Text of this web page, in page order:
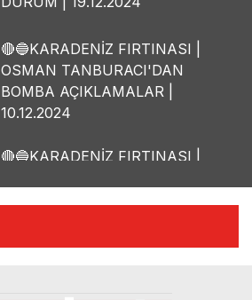
🔴🔵KARADENİZ FIRTINASI |
OSMAN TANBURACI'DAN
BOMBA AÇIKLAMALAR |
10.12.2024
🔴🔵KARADENİZ FIRTINASI |
🔴🔵KARADENİZ FIRTINASI |